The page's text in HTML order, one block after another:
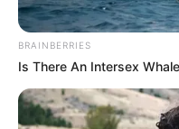
Por:María Beatriz López
Junio 1, 2026
BRAINBERRIES
Is There An Intersex